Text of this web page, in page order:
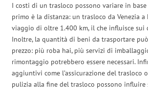
I costi di un trasloco possono variare in
primo è la distanza: un trasloco da Venezia a
viaggio di oltre 1.400 km, il che influisce sui
Inoltre, la quantità di beni da trasportare
prezzo: più roba hai, più servizi di
rimontaggio potrebbero essere necessari.
aggiuntivi come l’assicurazione del trasloco
pulizia alla fine del trasloco possono